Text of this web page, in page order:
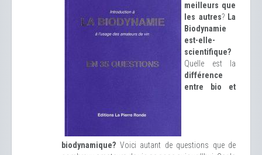
meilleurs que
les autres?La
Biodynamie
est-elle-
scientifique?
Quelle est la
différence
entre bio et
biodynamique? Voici autant de questions que de